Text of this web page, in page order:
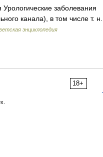
заболевания
канала), в том числе т. н.
энциклопедия
18+